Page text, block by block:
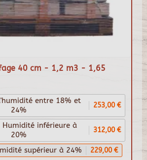
40 cm - 1,2 m3 - 1,65
entre 18% et
24%
253,00 €
Humidité inférieure à
20%
312,00 €
supérieur à 24% 229,00 €